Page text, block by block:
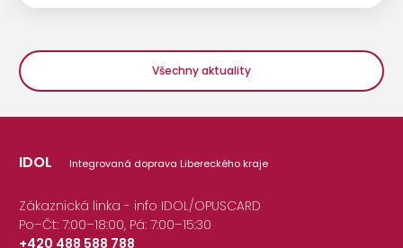
Všechny aktuality
IDOL Integrovaná doprava Libereckého kraje
Zákaznická linka - info IDOL/OPUSCARD
Po–Čt: 7:00–18:00, Pá: 7:00–15:30
+420 488 588 788